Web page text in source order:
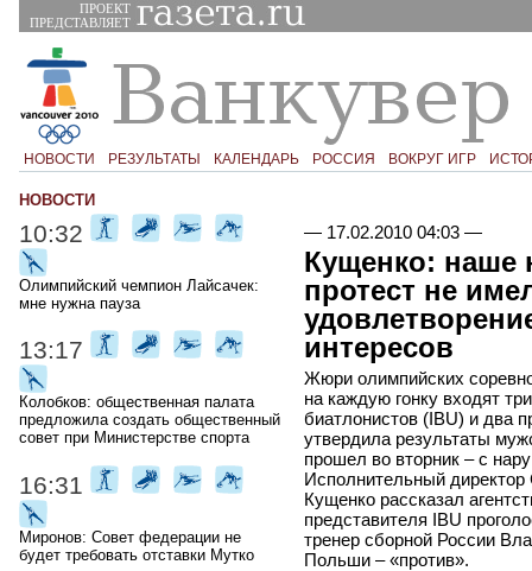
ПРОЕКТ
ПРЕДСТАВЛЯЕТ
НОВОСТИ РЕЗУЛЬТАТЫ КАЛЕНДАРЬ РОССИЯ ВОКРУГ ИГР
— 17.02.2010 04:03—
Кущенко: наше
протест не
интересов
Жюри олимпийских
на каждую гонку входят
биатлонистов (IBU) и два
утвердила результаты
прошел во вторник – с
Исполнительный
Кущенко рассказал
представителя IBU
тренер сборной России
Польши – «против».
НОВОСТИ
10:32
Олимпийский чемпион Лайсачек:
мне нужна пауза
13:17
Колобков: общественная палата
предложила создать общественный
совет при Министерстве спорта
16:31
Миронов: Совет федерации не
будет требовать отставки Мутко